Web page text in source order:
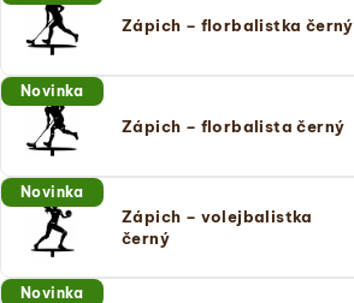
Zápich – florbalistka černý
Novinka
Zápich – florbalista černý
Novinka
Zápich – volejbalistka
černý
Novinka